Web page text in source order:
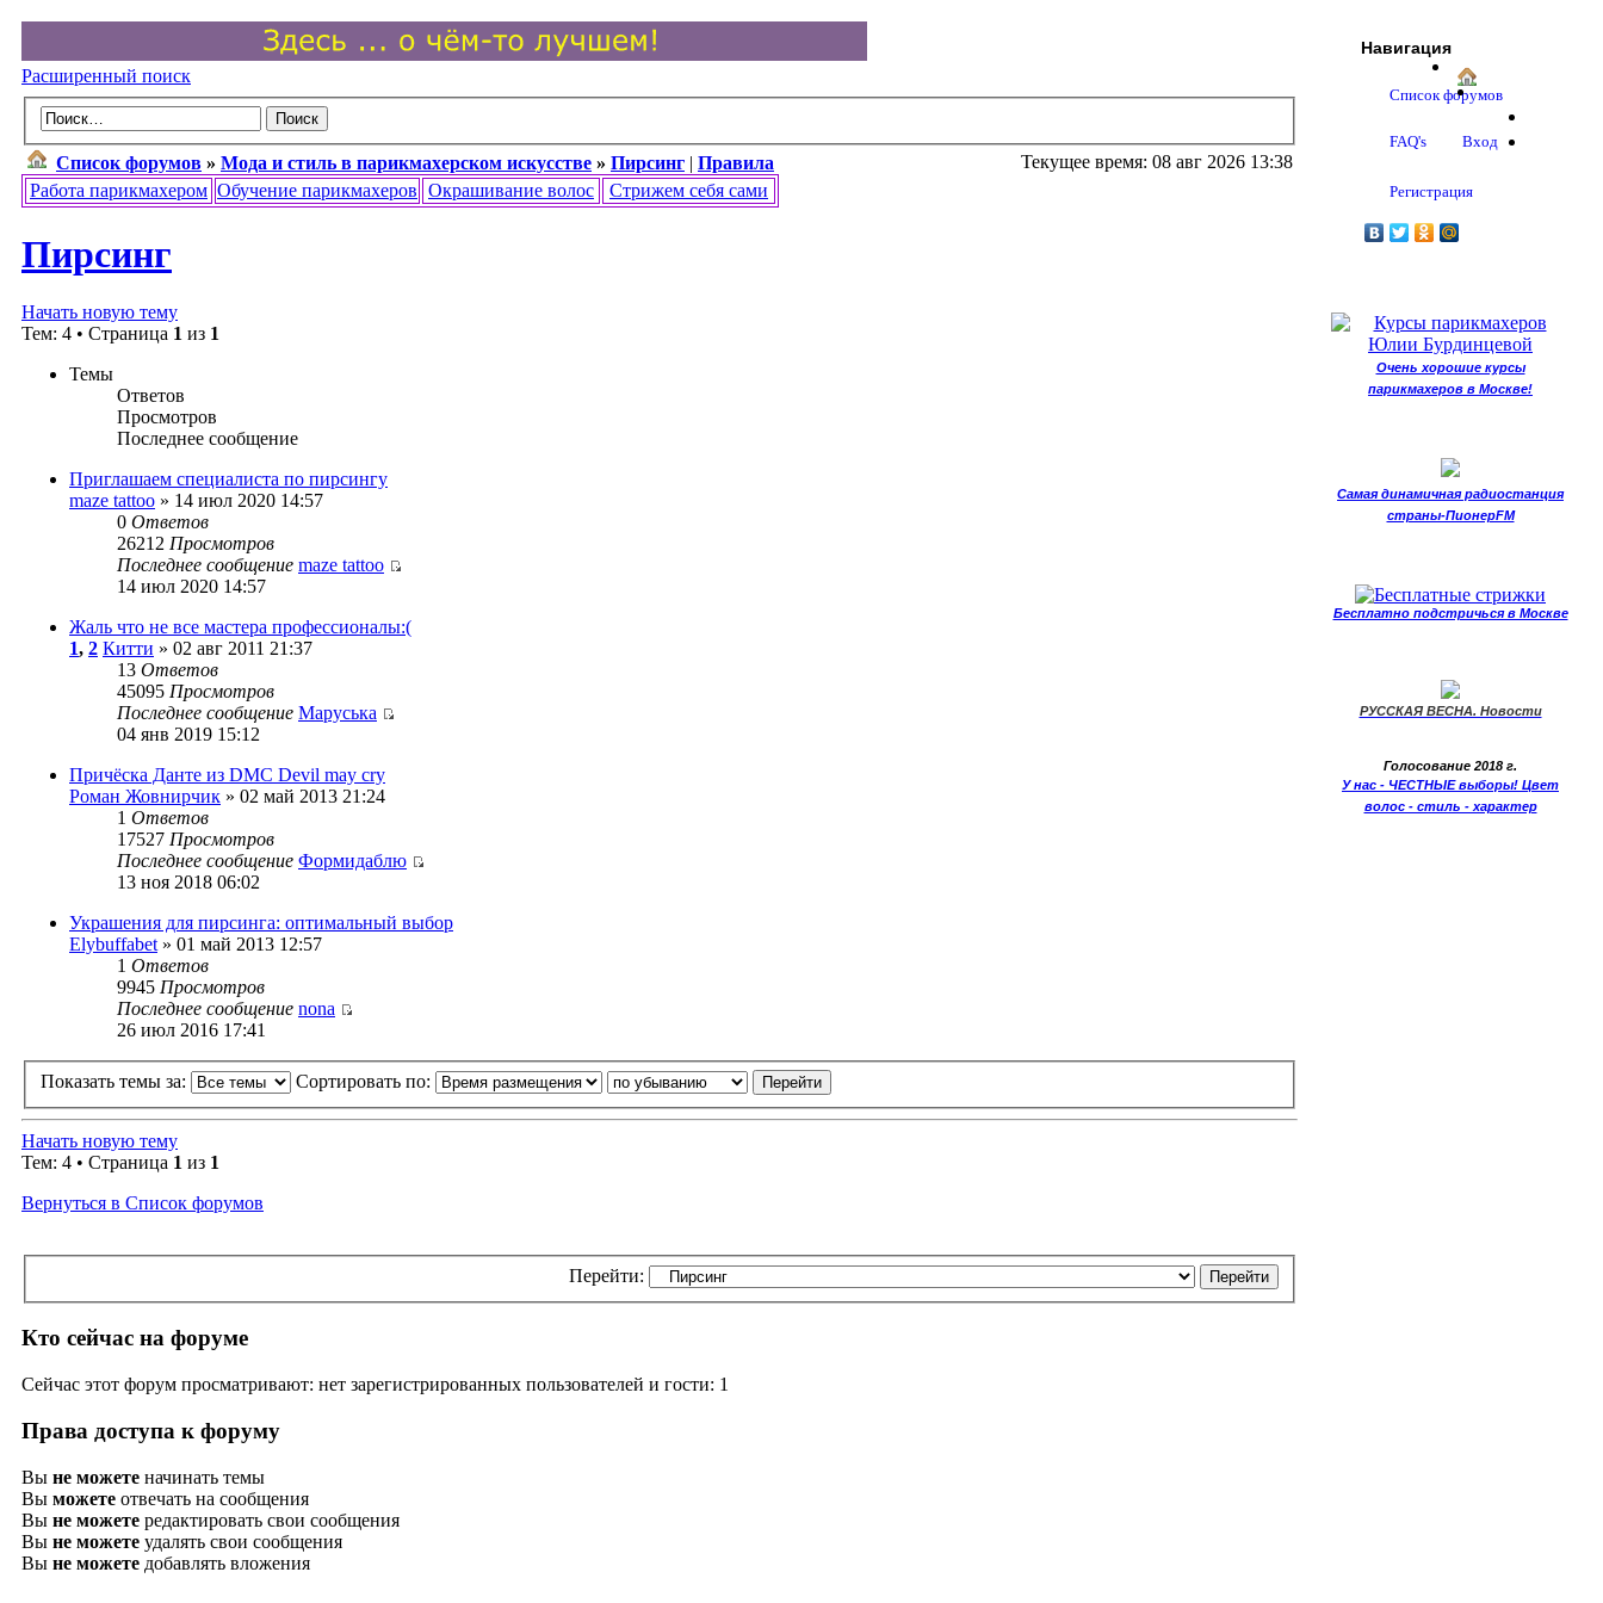
Расширенный поиск
Список форумов » Мода и стиль в парикмахерском искусстве » Пирсинг | Правила
Текущее время: 08 авг 2026 13:38
Работа парикмахером Обучение парикмахеров Окрашивание волос Стрижем себя сами
Пирсинг
Начать новую тему
Тем: 4 • Страница 1 из 1
Темы
Ответов
Просмотров
Последнее сообщение
Приглашаем специалиста по пирсингу
maze tattoo » 14 июл 2020 14:57
0 Ответов
26212 Просмотров
Последнее сообщение maze tattoo
14 июл 2020 14:57
Жаль что не все мастера профессионалы:(
1, 2 Китти » 02 авг 2011 21:37
13 Ответов
45095 Просмотров
Последнее сообщение Маруська
04 янв 2019 15:12
Причёска Данте из DMC Devil may cry
Роман Жовнирчик » 02 май 2013 21:24
1 Ответов
17527 Просмотров
Последнее сообщение Формидаблю
13 ноя 2018 06:02
Украшения для пирсинга: оптимальный выбор
Elybuffabet» 01 май 2013 12:57
1 Ответов
9945 Просмотров
Последнее сообщение nona
26 июл 2016 17:41
Показать темы за: Сортировать по:
Начать новую тему
Тем: 4 • Страница 1 из 1
Вернуться в Список форумов
Перейти:
Кто сейчас на форуме
Сейчас этот форум просматривают: нет зарегистрированных пользователей и гости: 1
Права доступа к форуму
Вы не можете начинать темы
Вы можете отвечать на сообщения
Вы не можете редактировать свои сообщения
Вы не можете удалять свои сообщения
Вы не можете добавлять вложения
Навигация
Список форумов
FAQ's Вход
Регистрация
Очень хорошие курсы
парикмахеров в Москве!
Самая динамичная радиостанция
страны-ПионерFM
Бесплатно подстричься в Москве
РУССКАЯ ВЕСНА. Новости
Голосование 2018 г.
У нас - ЧЕСТНЫЕ выборы! Цвет
волос - стиль - характер